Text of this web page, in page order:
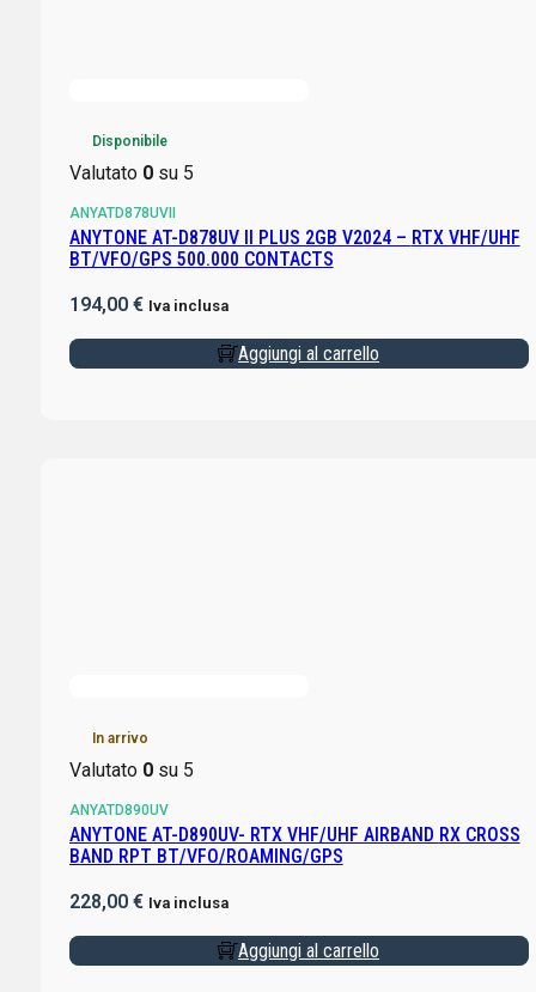
Disponibile
Valutato 0su 5
ANYATD878UVII
ANYTONE AT-D878UV II PLUS 2GB V2024 – RTX VHF/UHF
BT/VFO/GPS 500.000 CONTACTS
194,00 € Iva inclusa
Aggiungi al carrello
In arrivo
Valutato 0su 5
ANYATD890UV
ANYTONE AT-D890UV- RTX VHF/UHF AIRBAND RX CROSS
BAND RPT BT/VFO/ROAMING/GPS
228,00 € Iva inclusa
Aggiungi al carrello